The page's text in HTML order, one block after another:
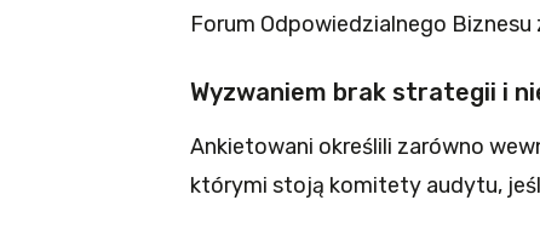
Forum Odpowiedzialnego
Wyzwaniem brak strategii i
Ankietowani określili zarówno
którymi stoją komitety audytu,